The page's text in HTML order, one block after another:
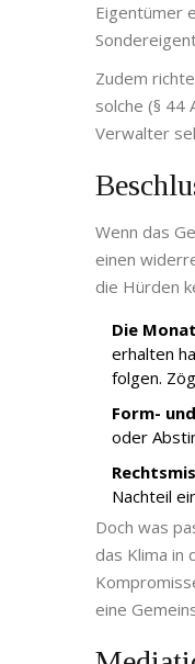
Eigentümer
Zudem
solche (§ 44
Verwalter
Wenn das
einen
die Hürden
Die
erhalten
folgen.
Form-
oder
Nachteil
Doch was
das Klima in
eine